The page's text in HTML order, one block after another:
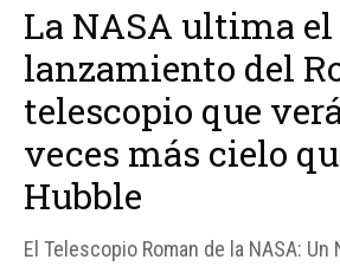
La NASA ultima el
lanzamiento del
telescopio que
veces más cielo
Hubble
El Telescopio Roman de la NASA: